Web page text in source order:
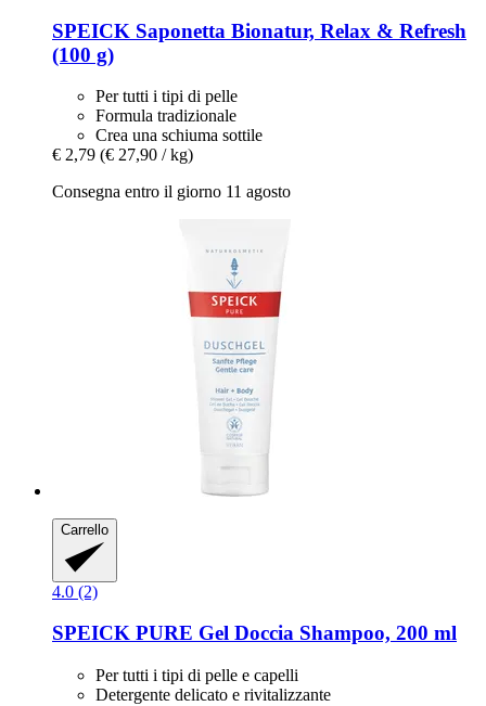
SPEICK Saponetta Bionatur, Relax & Refresh
(100 g)
Per tutti i tipi di pelle
Formula tradizionale
Crea una schiuma sottile
€ 2,79 (€ 27,90 / kg)
Consegna entro il giorno 11 agosto
Carrello
4.0 (2)
SPEICK PURE Gel Doccia Shampoo, 200 ml
Per tutti i tipi di pelle e capelli
Detergente delicato e rivitalizzante